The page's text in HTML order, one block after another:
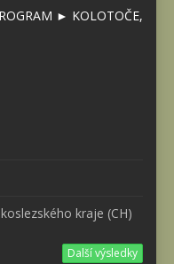
► KOLOTOČE,
kraje (CH)
Další výsledky